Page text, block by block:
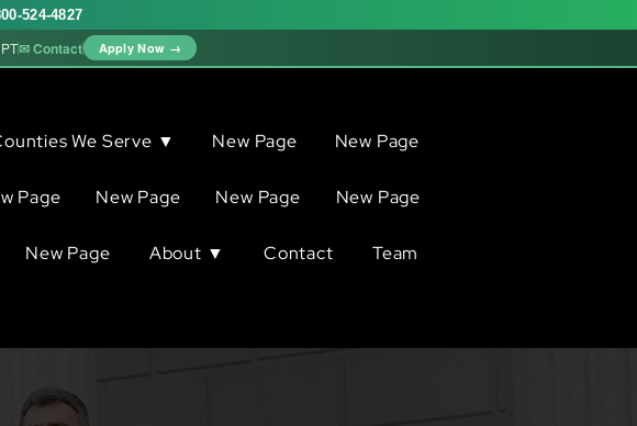
We Serve ▼ New Page New Page
Page New Page New Page New Page
New Page About ▼ Contact Team
524-4827
✉ Contact Apply Now →